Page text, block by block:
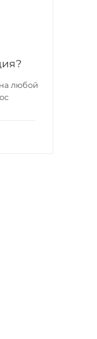
любой